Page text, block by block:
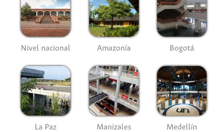
Nivel nacional Amazonía Bogotá
La Paz Manizales Medellín